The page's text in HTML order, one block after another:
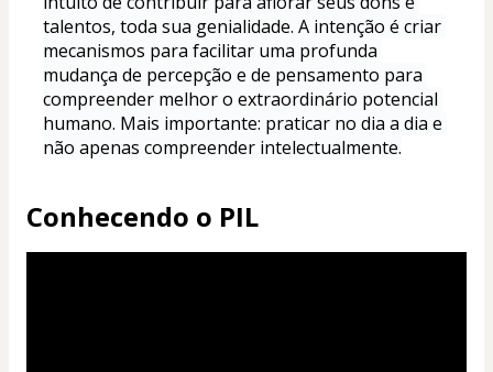
talentos, toda sua genialidade. A intenção é criar
mecanismos para facilitar uma profunda
mudança de percepção e de pensamento para
compreender melhor o extraordinário potencial
humano. Mais importante: praticar no dia a dia e
não apenas compreender intelectualmente.
Conhecendo o PIL